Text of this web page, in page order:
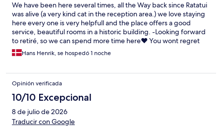
We have been here several times, all the Way back since Ratatui
was alive (a very kind cat in the reception area.) we love staying
here every one is very helpfull and the place offers a good
service, beautiful rooms in a historic building. -Looking forward
to retiré, so we can spend more time here❤️ You wont regret
this choise Helle & Hans Gylov
Hans Henrik, se hospedó 1 noche
Opinión verificada
10/10 Excepcional
8 de julio de 2026
Traducir con Google